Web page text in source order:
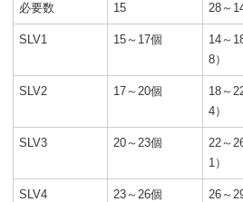
必要数 15 28～
SLV1 15～17個
14～
8）
SLV2 17～20個
18～
4）
SLV3 20～23個
22～
1）
SLV4 23～26個
26～